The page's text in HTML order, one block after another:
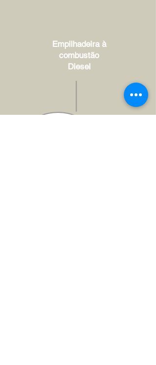
Empilhadeira à
combustão
Diesel